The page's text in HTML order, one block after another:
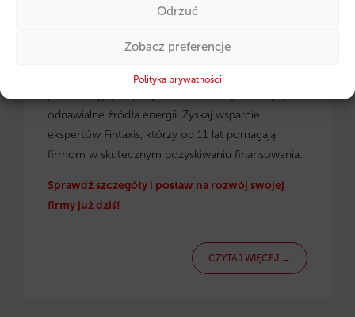
Odrzuć
Zobacz preferencje
Polityka prywatności
Pożyczki unijne dla małopolskich
przedsiębiorców– dowiedz się, jak skorzystać z
odnawialne źródła energii. Zyskaj wsparcie
ekspertów Fintaxis, którzy od 11 lat pomagają
firmom w skutecznym pozyskiwaniu finansowania.
Sprawdź szczegóły i postaw na rozwój swojej
firmy już dziś!
CZYTAJ WIĘCEJ →